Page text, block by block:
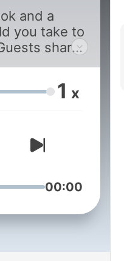
and a
you take to
share
1 x
00:00